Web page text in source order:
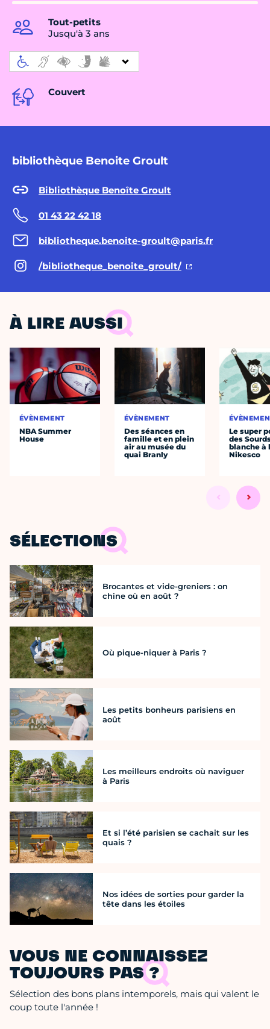
Tout-petits
Jusqu'à 3 ans
Couvert
bibliothèque Benoite Groult
Bibliothèque Benoîte Groult
01 43 22 42 18
bibliotheque.benoite-groult@paris.fr
/bibliotheque_benoite_groult/
À LIRE AUSSI
ÉVÈNEMENT
NBA Summer
House
ÉVÈNEMENT
Des séances en
famille et en plein
air au musée du
quai Branly
Le super
des
blanche à
Nikesco
SÉLECTIONS
Brocantes et vide-greniers : on
chine où en août ?
Où pique-niquer à Paris ?
Les petits bonheurs parisiens en
août
Les meilleurs endroits où naviguer
à Paris
Et si l’été parisien se cachait sur les
quais ?
Nos idées de sorties pour garder la
tête dans les étoiles
VOUS NE CONNAISSEZ
TOUJOURS PAS ?
Sélection des bons plans intemporels, mais qui valent le
coup toute l'année !